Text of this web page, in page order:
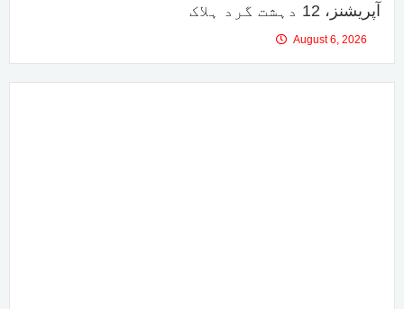
آپریشنز، 12 دہشت گرد ہلاک
August 6, 2026